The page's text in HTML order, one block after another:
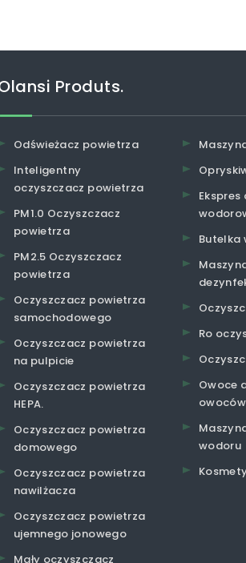
Produts.
Odświeżacz powietrza
Inteligentny
oczyszczacz powietrza
PM1.0 Oczyszczacz
powietrza
PM2.5 Oczyszczacz
powietrza
Oczyszczacz powietrza
samochodowego
Oczyszczacz powietrza
na pulpicie
Oczyszczacz powietrza
HEPA.
Oczyszczacz powietrza
domowego
Oczyszczacz powietrza
nawilżacza
Oczyszczacz powietrza
ujemnego jonowego
Mały oczyszczacz
Butelka
Ro
Owoce
wodoru